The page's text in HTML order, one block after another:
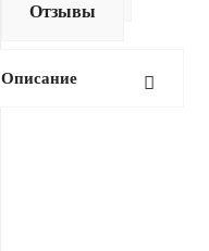
Отзывы
Описание